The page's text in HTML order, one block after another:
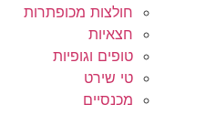
חולצות מכופתרות
חצאיות
טופים וגופיות
טי שירט
מכנסיים